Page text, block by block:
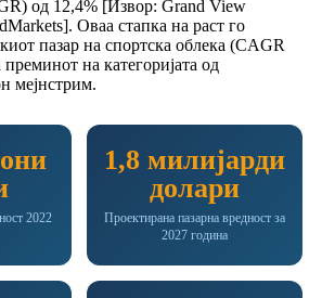
од 12,4% [Извор: Grand View
Оваа стапка на раст го
пазар на спортска облека (CAGR
на категоријата од
мејнстрим.
2022
1,8 милијарди
долари
Проектирана пазарна вредност за
2027 година